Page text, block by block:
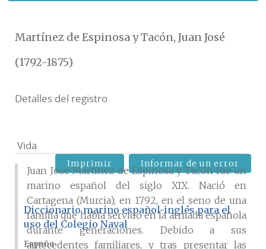
Martínez de Espinosa y Tacón, Juan José
(1792-1875)
Detalles del registro
Vida
Juan José Martínez de Espinosa y Tacón fue un
marino español del siglo XIX. Nació en
Cartagena (Murcia), en 1792, en el seno de una
familia que había servido en la armada española
durante generaciones. Debido a sus
antecedentes familiares, y tras presentar las
Imprimir Informar de un error
Diccionario marino español-inglés para el
uso del Colegio Naval
España